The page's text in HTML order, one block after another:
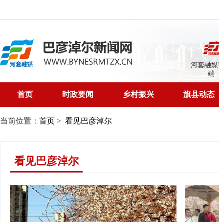
河套融
端
首页 时政要闻 乡村振兴 旗县动态
当前位置： 首页 > 看见巴彦淖尔
看见巴彦淖尔